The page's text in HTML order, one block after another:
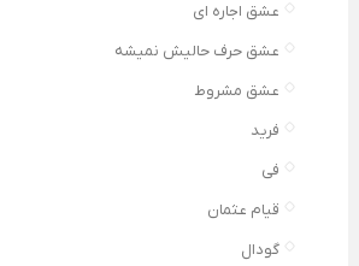
عشق اجاره ای
عشق حرف حالیش نمیشه
عشق مشروط
فرید
فی
قیام عثمان
گودال